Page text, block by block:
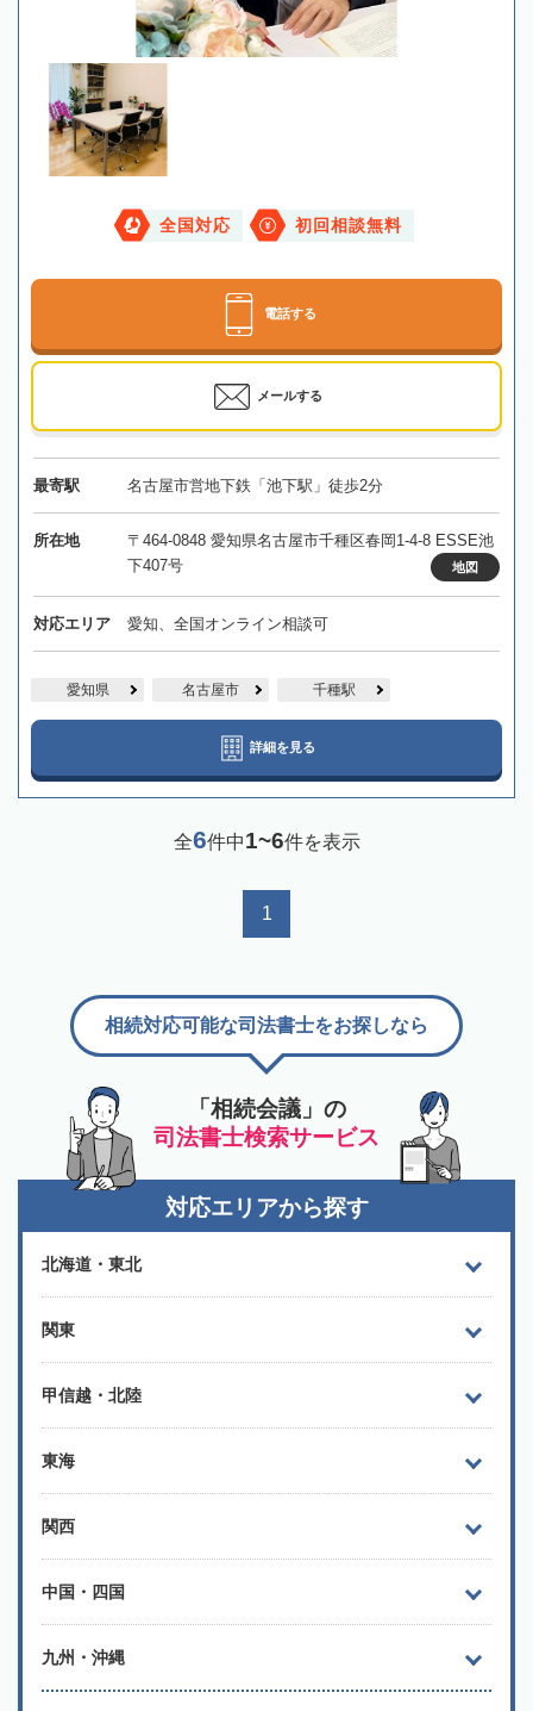
全国対応 初回相談無料
電話する
メールする
最寄駅 名古屋市営地下鉄「池下駅」徒歩2分
所在地
〒464-0848 愛知県名古屋市千種区春岡1-4-8 ESSE池
下407号
地図
対応エリア 愛知、全国オンライン相談可
愛知県 名古屋市 千種駅
詳細を見る
全6件中1~6件を表示
1
「相続会議」の
司法書士検索サービス
相続対応可能な司法書士をお探しなら
対応エリアから探す
北海道・東北
関東
甲信越・北陸
東海
関西
中国・四国
九州・沖縄